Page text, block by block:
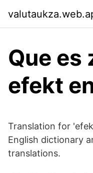
Que es
efekt
Translation for
English dictionary
translations.